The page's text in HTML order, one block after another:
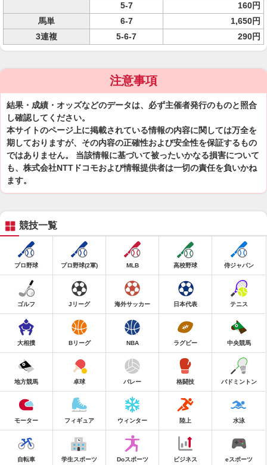
5-7
160円
馬単
6-7
1,650円
3連複
5-6-7 290円
注意事項
結果・成績・オッズなどのデータは、必ず主催者発行のものと照合
し確認してください。
本サイトのページ上に掲載されている情報の内容に関しては万全を
期しておりますが、その内容の正確性および安全性を保証するもの
ではありません。 当該情報に基づいて被ったいかなる損害について
も、株式会社NTTドコモおよび情報提供者は一切の責任を負いかね
ます。
競技一覧
プロ野球 プロ野球(2軍) MLB 高校野球 侍ジャパン
ゴルフ Jリーグ 海外サッカー 日本代表 テニス
大相撲 Bリーグ NBA ラグビー 中央競馬
地方競馬 卓球 バレー 格闘技 バドミントン
モーター フィギュア ウィンター 陸上 水泳
自転車 学生スポーツ Doスポーツ ビジネス eスポーツ